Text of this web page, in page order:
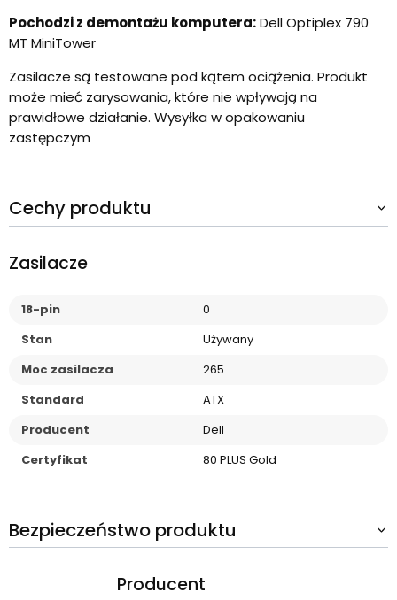
Pochodzi z demontażu komputera:Dell Optiplex 790
MT MiniTower
Zasilacze są testowane pod kątem ociążenia. Produkt
może mieć zarysowania, które nie wpływają na
prawidłowe działanie. Wysyłka w opakowaniu
zastępczym
Cechy produktu
Zasilacze
18-pin
0
Stan
Używany
Moc zasilacza
265
Standard
ATX
Producent
Dell
Certyfikat
80 PLUS Gold
Bezpieczeństwo produktu
Producent